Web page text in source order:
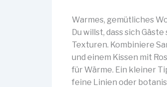
Warmes, gemütliches
Du willst, dass sich
Texturen. Kombiniere
und einem Kissen mit
für Wärme. Ein kleiner
feine Linien oder